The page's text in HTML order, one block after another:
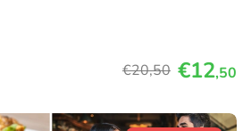
€20,50 €12,50